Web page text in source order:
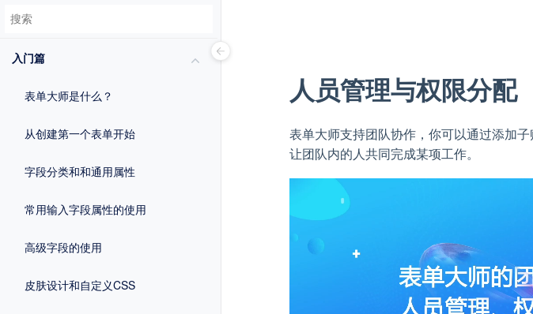
入门篇
表单大师是什么？
从创建第一个表单开始
字段分类和和通用属性
常用输入字段属性的使用
高级字段的使用
皮肤设计和自定义CSS
人员管理与权限分配
表单大师支持团队协作，你可以通过添加
让团队内的人共同完成某项工作。